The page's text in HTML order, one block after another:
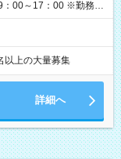
：00～17：00 ※勤務時
以上の大量募集
詳細へ